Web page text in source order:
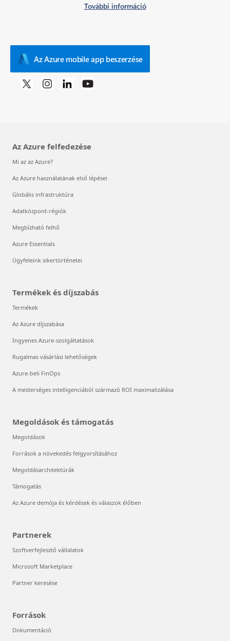
További információ
Az Azure mobile app beszerzése
Az Azure felfedezése
Mi az az Azure?
Az Azure használatának első lépései
Globális infrastruktúra
Adatközpont-régiók
Megbízható felhő
Azure Essentials
Ügyfeleink sikertörténetei
Termékek és díjszabás
Termékek
Az Azure díjszabása
Ingyenes Azure-szolgáltatások
Rugalmas vásárlási lehetőségek
Azure-beli FinOps
A mesterséges intelligenciából származó ROI maximalizálása
Megoldások és támogatás
Megoldások
Források a növekedés felgyorsításához
Megoldásarchitektúrák
Támogatás
Az Azure demója és kérdések és válaszok élőben
Partnerek
Szoftverfejlesztő vállalatok
Microsoft Marketplace
Partner keresése
Források
Dokumentáció